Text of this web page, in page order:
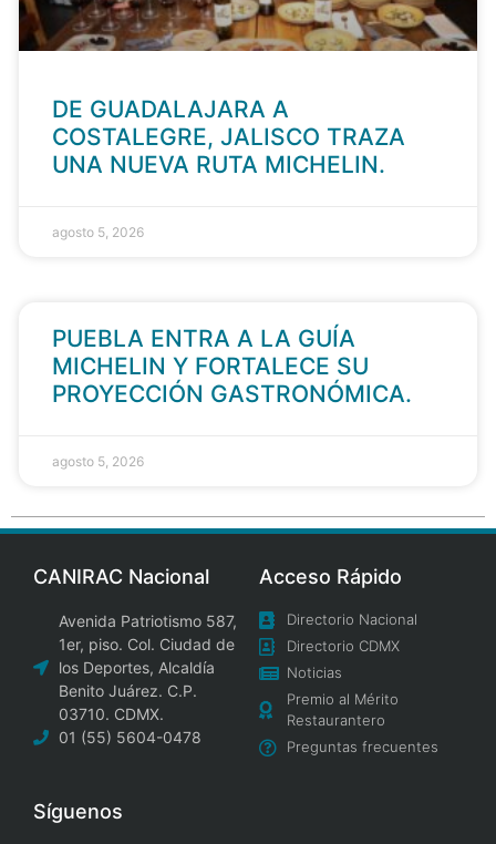
DE GUADALAJARA A
COSTALEGRE, JALISCO TRAZA
UNA NUEVA RUTA MICHELIN.
agosto 5, 2026
PUEBLA ENTRA A LA GUÍA
MICHELIN Y FORTALECE SU
PROYECCIÓN GASTRONÓMICA.
agosto 5, 2026
CANIRAC Nacional
Avenida Patriotismo 587,
1er, piso. Col. Ciudad de
los Deportes, Alcaldía
Benito Juárez. C.P.
03710. CDMX.
01 (55) 5604-0478
Acceso Rápido
Directorio Nacional
Directorio CDMX
Noticias
Premio al Mérito
Restaurantero
Preguntas frecuentes
Síguenos